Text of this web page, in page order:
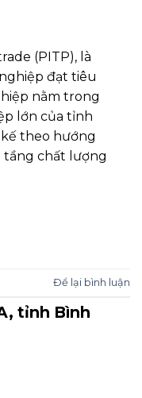
(PITP), là
đạt tiêu
nằm trong
lớn của tỉnh
theo hướng
tầng chất lượng
Để lại bình luận
tỉnh Bình